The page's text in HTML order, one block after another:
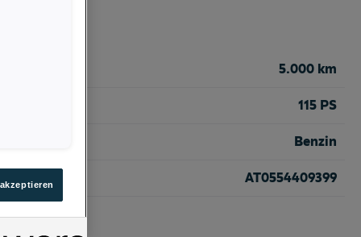
5.000 km
115 PS
Benzin
AT0554409399